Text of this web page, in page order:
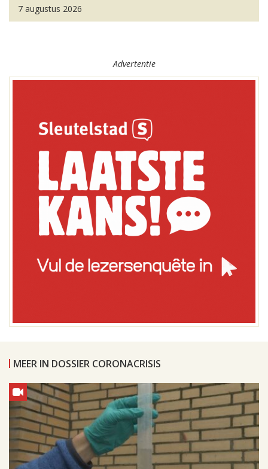
7 augustus 2026
Advertentie
MEER IN DOSSIER CORONACRISIS